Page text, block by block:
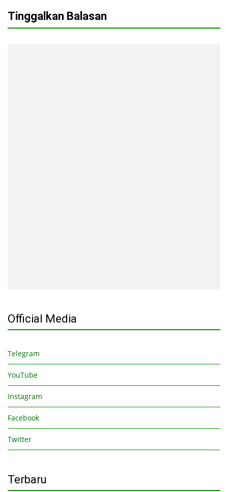
Tinggalkan Balasan
Official Media
Telegram
YouTube
Instagram
Facebook
Twitter
Terbaru